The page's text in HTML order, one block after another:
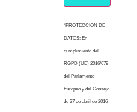
“PROTECCION DE
DATOS: En
cumplimiento del
RGPD (UE) 2016/679
del Parlamento
Europeo y del Consejo
de 27 de abril de 2016